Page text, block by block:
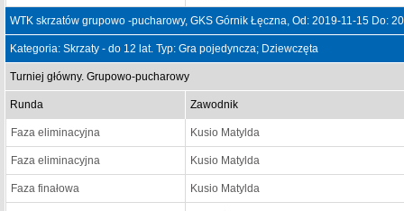
WTK skrzatów grupowo -pucharowy, GKS Górnik Łęczna, Od: 2019-11-15 Do:
Kategoria: Skrzaty - do 12 lat. Typ: Gra pojedyncza; Dziewczęta
Turniej główny. Grupowo-pucharowy
Runda Zawodnik
Faza eliminacyjna Kusio Matylda
Faza eliminacyjna Kusio Matylda
Faza finałowa Kusio Matylda